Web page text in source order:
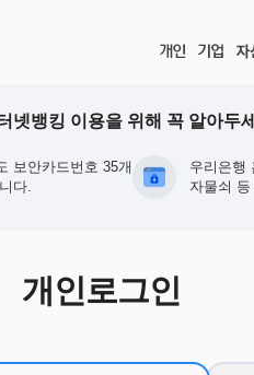
넷뱅킹 이용을 위해 꼭 알아두
보안카드번호 35개
다.
우리은행
자물쇠
개인로그인